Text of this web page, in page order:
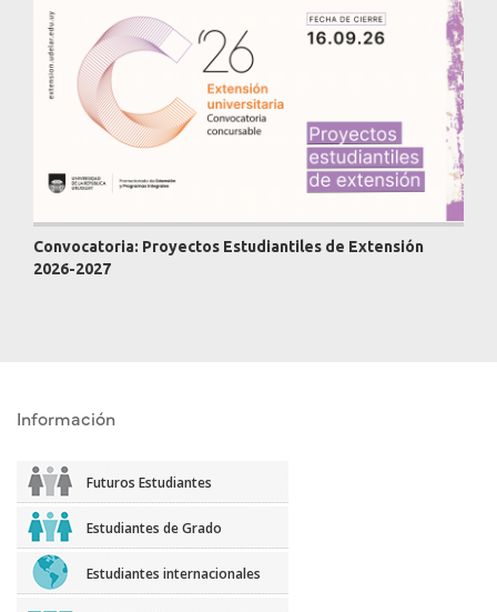
Convocatoria: Proyectos Estudiantiles de Extensión
2026-2027
Información
Futuros Estudiantes
Estudiantes de Grado
Estudiantes internacionales